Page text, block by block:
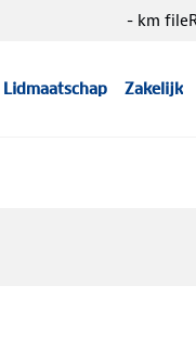
Lidmaatschap Zakelijk
- km file